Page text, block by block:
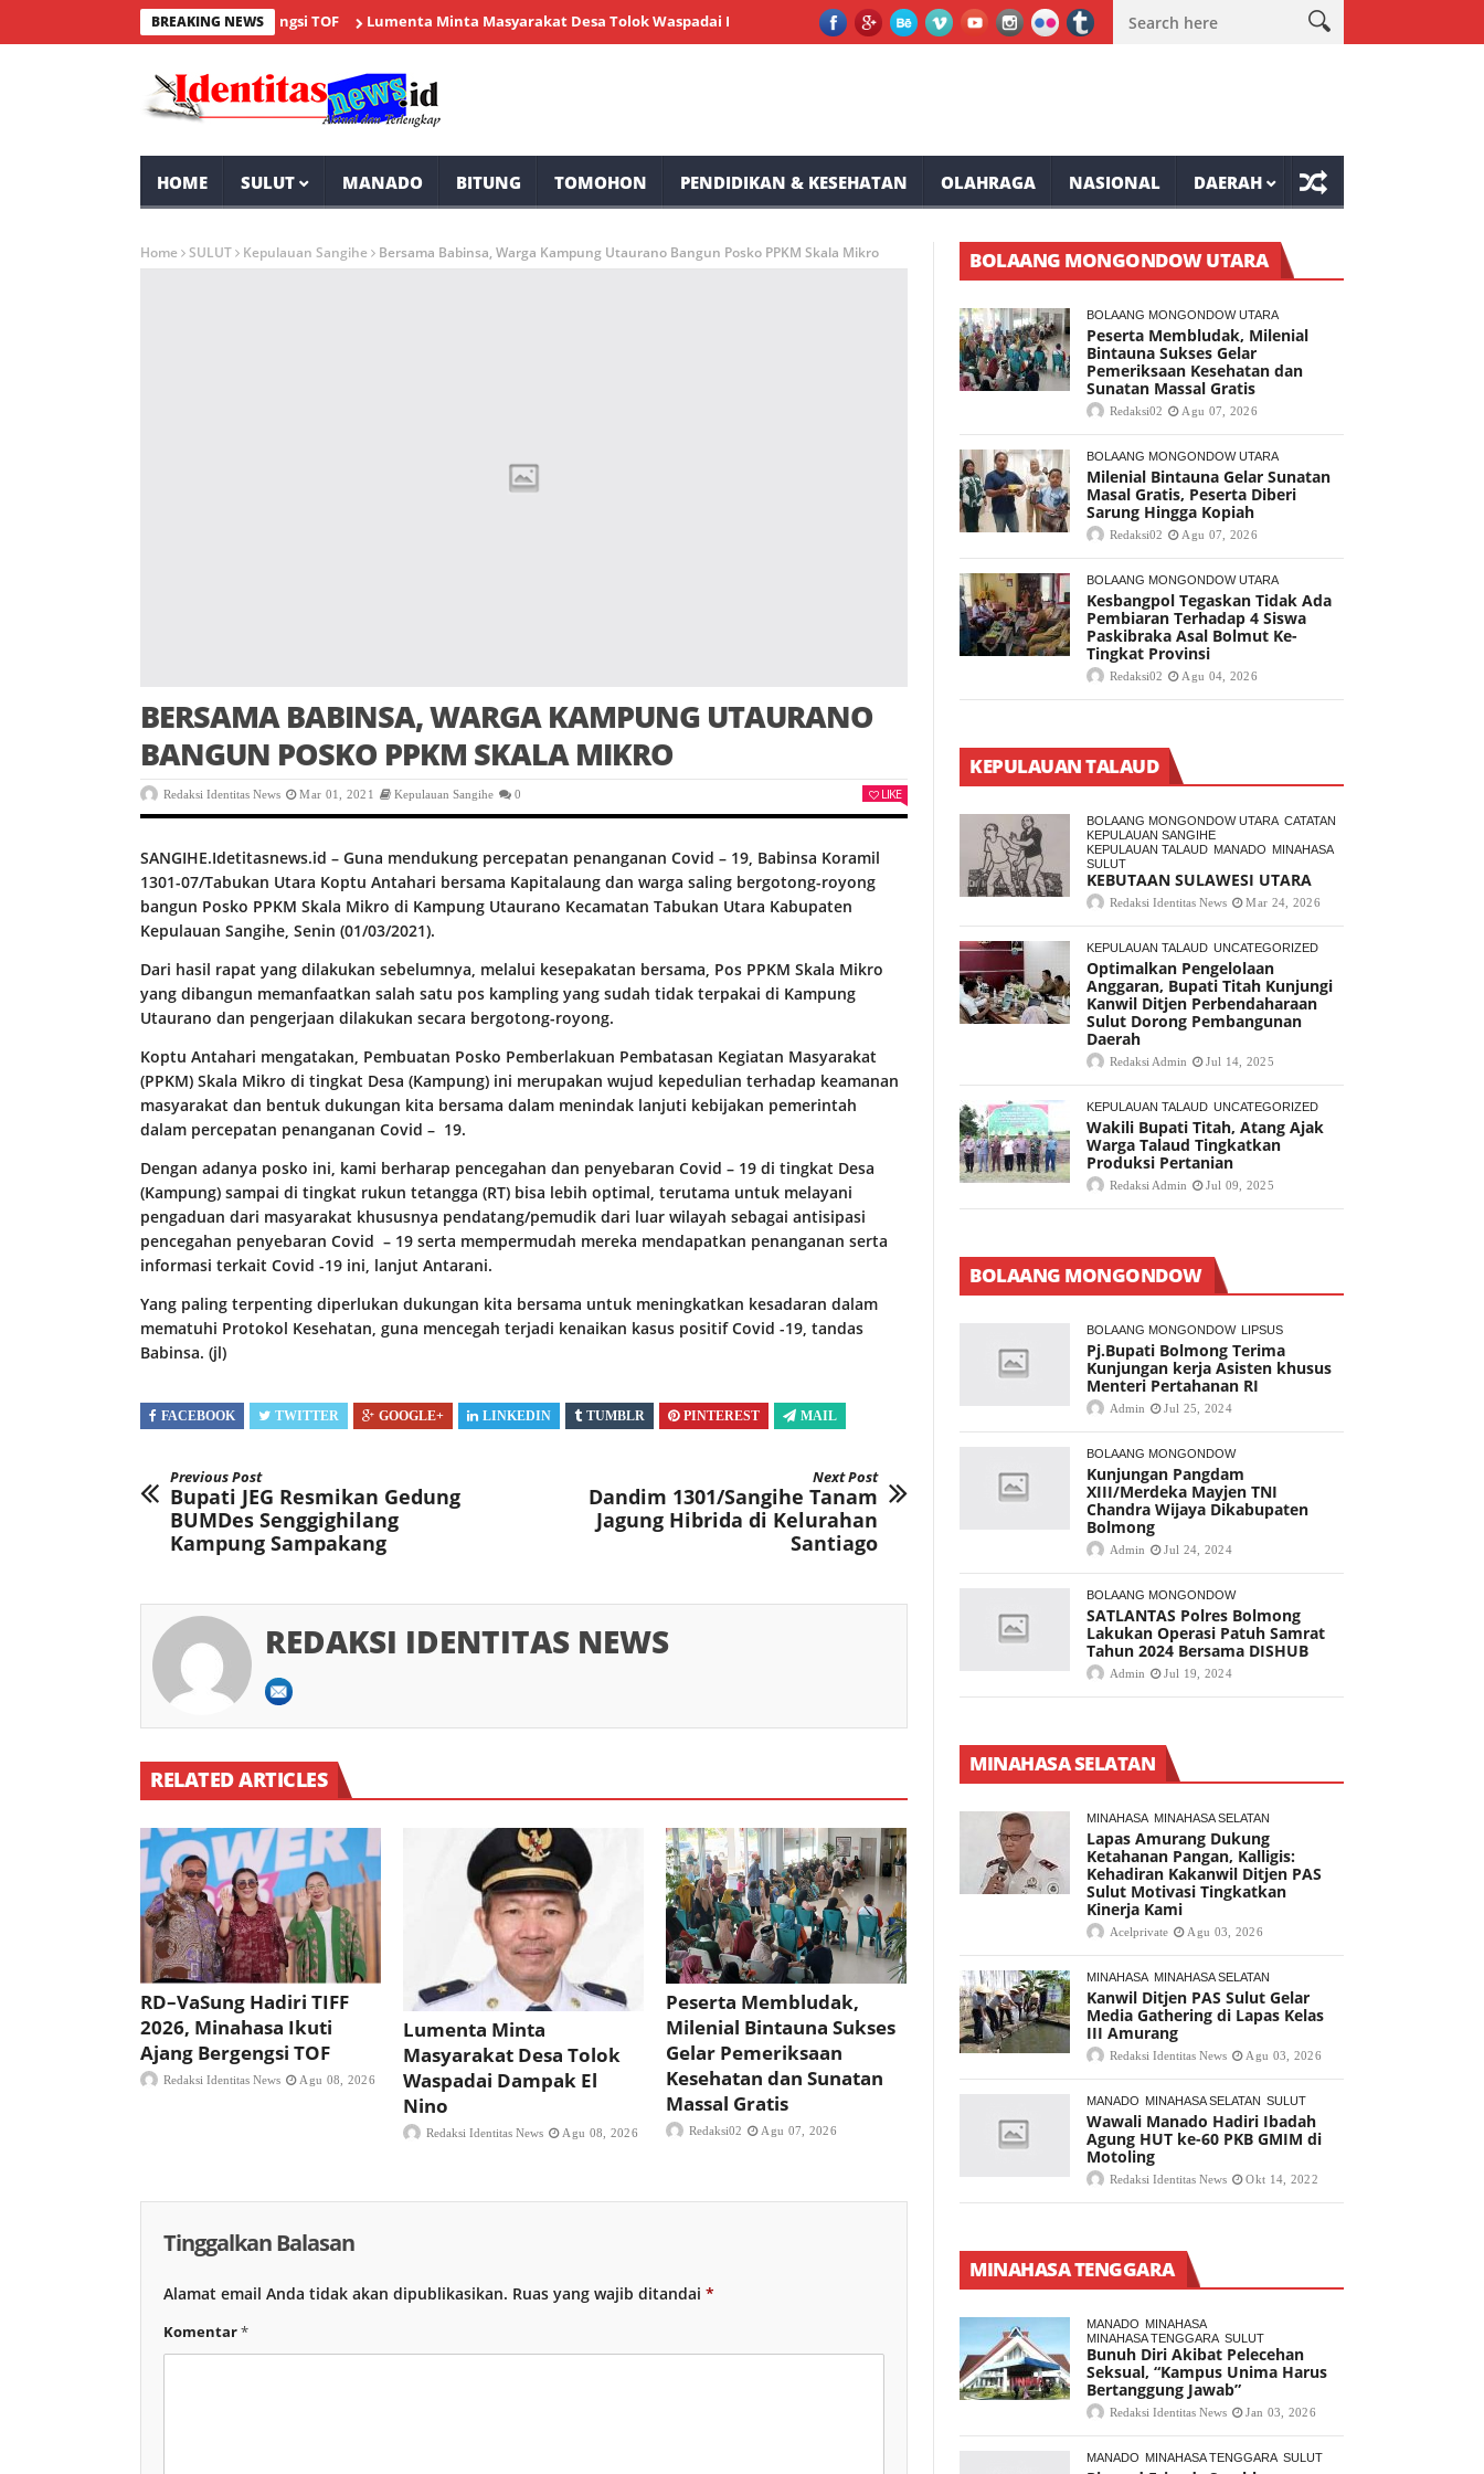
BREAKING NEWS
Minahasa Ikuti Ajang Bergengsi TOF Lumenta Minta Masyarakat Desa Tolok Waspadai Dampak El Nino Peserta Membludak, Milenial Bintauna Sukses Gelar Pemeriksaan Kesehatan dan Sunatan
HOME SULUT MANADO BITUNG TOMOHON PENDIDIKAN & KESEHATAN OLAHRAGA NASIONAL DAERAH
Home SULUT Kepulauan Sangihe Bersama Babinsa, Warga Kampung Utaurano Bangun Posko PPKM Skala Mikro
BERSAMA BABINSA, WARGA KAMPUNG UTAURANO
BANGUN POSKO PPKM SKALA MIKRO
Redaksi Identitas News Mar 01, 2021 Kepulauan Sangihe 0 LIKE
SANGIHE.Idetitasnews.id – Guna mendukung percepatan penanganan Covid – 19, Babinsa Koramil
1301-07/Tabukan Utara Koptu Antahari bersama Kapitalaung dan warga saling bergotong-royong
bangun Posko PPKM Skala Mikro di Kampung Utaurano Kecamatan Tabukan Utara Kabupaten
Kepulauan Sangihe, Senin (01/03/2021).
Dari hasil rapat yang dilakukan sebelumnya, melalui kesepakatan bersama, Pos PPKM Skala Mikro
yang dibangun memanfaatkan salah satu pos kampling yang sudah tidak terpakai di Kampung
Utaurano dan pengerjaan dilakukan secara bergotong-royong.
Koptu Antahari mengatakan, Pembuatan Posko Pemberlakuan Pembatasan Kegiatan Masyarakat
(PPKM) Skala Mikro di tingkat Desa (Kampung) ini merupakan wujud kepedulian terhadap keamanan
masyarakat dan bentuk dukungan kita bersama dalam menindak lanjuti kebijakan pemerintah
dalam percepatan penanganan Covid – 19.
Dengan adanya posko ini, kami berharap pencegahan dan penyebaran Covid – 19 di tingkat Desa
(Kampung) sampai di tingkat rukun tetangga (RT) bisa lebih optimal, terutama untuk melayani
pengaduan dari masyarakat khususnya pendatang/pemudik dari luar wilayah sebagai antisipasi
pencegahan penyebaran Covid – 19 serta mempermudah mereka mendapatkan penanganan serta
informasi terkait Covid -19 ini, lanjut Antarani.
Yang paling terpenting diperlukan dukungan kita bersama untuk meningkatkan kesadaran dalam
mematuhi Protokol Kesehatan, guna mencegah terjadi kenaikan kasus positif Covid -19, tandas
Babinsa. (jl)
FACEBOOK TWITTER GOOGLE+ LINKEDIN TUMBLR PINTEREST MAIL
Previous Post
Bupati JEG Resmikan Gedung
BUMDes Senggighilang
Kampung Sampakang
Next Post
Dandim 1301/Sangihe Tanam
Jagung Hibrida di Kelurahan
Santiago
REDAKSI IDENTITAS NEWS
RELATED ARTICLES
RD–VaSung Hadiri TIFF
2026, Minahasa Ikuti
Ajang Bergengsi TOF
Redaksi Identitas News Agu 08, 2026
Lumenta Minta
Masyarakat Desa Tolok
Waspadai Dampak El
Nino
Redaksi Identitas News Agu 08, 2026
Peserta Membludak,
Milenial Bintauna Sukses
Gelar Pemeriksaan
Kesehatan dan Sunatan
Massal Gratis
Redaksi02 Agu 07, 2026
Tinggalkan Balasan
Alamat email Anda tidak akan dipublikasikan. Ruas yang wajib ditandai *
Komentar*
BOLAANG MONGONDOW UTARA
BOLAANG MONGONDOW UTARA
Peserta Membludak, Milenial
Bintauna Sukses Gelar
Pemeriksaan Kesehatan dan
Sunatan Massal Gratis
Redaksi02 Agu 07, 2026
BOLAANG MONGONDOW UTARA
Milenial Bintauna Gelar Sunatan
Masal Gratis, Peserta Diberi
Sarung Hingga Kopiah
Redaksi02 Agu 07, 2026
BOLAANG MONGONDOW UTARA
Kesbangpol Tegaskan Tidak Ada
Pembiaran Terhadap 4 Siswa
Paskibraka Asal Bolmut Ke-
Tingkat Provinsi
Redaksi02 Agu 04, 2026
KEPULAUAN TALAUD
BOLAANG MONGONDOW UTARA CATATAN
KEPULAUAN SANGIHE
KEPULAUAN TALAUD MANADO MINAHASA
SULUT
KEBUTAAN SULAWESI UTARA
Redaksi Identitas News Mar 24, 2026
KEPULAUAN TALAUD UNCATEGORIZED
Optimalkan Pengelolaan
Anggaran, Bupati Titah Kunjungi
Kanwil Ditjen Perbendaharaan
Sulut Dorong Pembangunan
Daerah
Redaksi Admin Jul 14, 2025
KEPULAUAN TALAUD UNCATEGORIZED
Wakili Bupati Titah, Atang Ajak
Warga Talaud Tingkatkan
Produksi Pertanian
Redaksi Admin Jul 09, 2025
BOLAANG MONGONDOW
BOLAANG MONGONDOW LIPSUS
Pj.Bupati Bolmong Terima
Kunjungan kerja Asisten khusus
Menteri Pertahanan RI
Admin Jul 25, 2024
BOLAANG MONGONDOW
Kunjungan Pangdam
XIII/Merdeka Mayjen TNI
Chandra Wijaya Dikabupaten
Bolmong
Admin Jul 24, 2024
BOLAANG MONGONDOW
SATLANTAS Polres Bolmong
Lakukan Operasi Patuh Samrat
Tahun 2024 Bersama DISHUB
Admin Jul 19, 2024
MINAHASA SELATAN
MINAHASA MINAHASA SELATAN
Lapas Amurang Dukung
Ketahanan Pangan, Kalligis:
Kehadiran Kakanwil Ditjen PAS
Sulut Motivasi Tingkatkan
Kinerja Kami
Acelprivate Agu 03, 2026
MINAHASA MINAHASA SELATAN
Kanwil Ditjen PAS Sulut Gelar
Media Gathering di Lapas Kelas
III Amurang
Redaksi Identitas News Agu 03, 2026
MANADO MINAHASA SELATAN SULUT
Wawali Manado Hadiri Ibadah
Agung HUT ke-60 PKB GMIM di
Motoling
Redaksi Identitas News Okt 14, 2022
MINAHASA TENGGARA
MANADO MINAHASA
MINAHASA TENGGARA SULUT
Bunuh Diri Akibat Pelecehan
Seksual, “Kampus Unima Harus
Bertanggung Jawab”
Redaksi Identitas News Jan 03, 2026
MANADO MINAHASA TENGGARA SULUT